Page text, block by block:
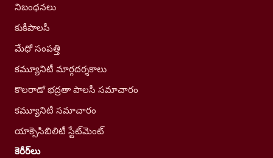
నిబంధనలు
కుకీపాలసీ
మేధో సంపత్తి
కమ్యూనిటీ మార్గదర్శకాలు
కొలరాడో భద్రతా పాలసీ సమాచారం
కమ్యూనిటీ సమాచారం
యాక్సెసిబిలిటీ స్టేట్‌మెంట్
కెరీర్‌లు